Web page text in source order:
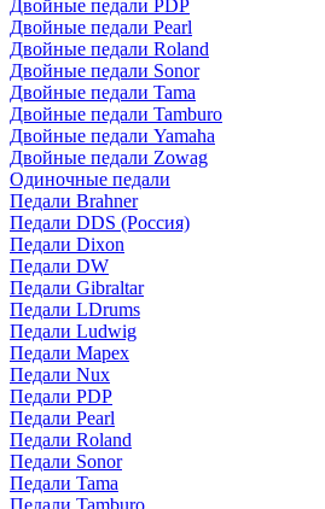
Двойные педали PDP
Двойные педали Pearl
Двойные педали Roland
Двойные педали Sonor
Двойные педали Tama
Двойные педали Tamburo
Двойные педали Yamaha
Двойные педали Zowag
Одиночные педали
Педали Brahner
Педали DDS (Россия)
Педали Dixon
Педали DW
Педали Gibraltar
Педали LDrums
Педали Ludwig
Педали Mapex
Педали Nux
Педали PDP
Педали Pearl
Педали Roland
Педали Sonor
Педали Tama
Педали Tamburo